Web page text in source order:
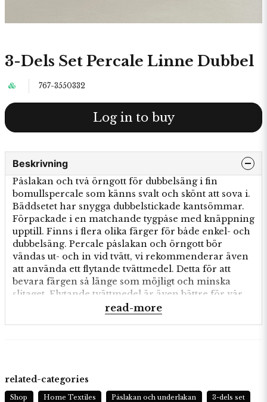
3-Dels Set Percale Linne Dubbel
767-3550332
Log in to buy
Beskrivning
Påslakan och två örngott för dubbelsäng i fin
bomullspercale som känns svalt och skönt att sova i.
Bäddsetet har snygga dubbelstickade kantsömmar.
Förpackade i en matchande tygpåse med knäppning
upptill. Finns i flera olika färger för både enkel- och
dubbelsäng. Percale påslakan och örngott bör
vändas ut- och in vid tvätt, vi rekommenderar även
att använda ett flytande tvättmedel. Detta för att
bevara färgen så länge som möjligt och minska
slitaget. Flytande tvättmedel är även bättre för vår
1 st 220x210 cm. 2 st 50x60 cm
read-more
related-categories
Shop Home Textiles Påslakan och underlakan 3-dels set